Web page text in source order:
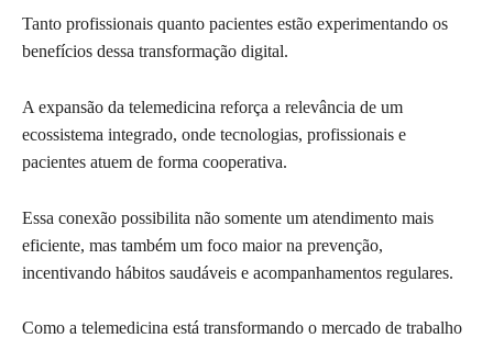
Tanto profissionais quanto pacientes estão experimentando os
benefícios dessa transformação digital.
A expansão da telemedicina reforça a relevância de um
ecossistema integrado, onde tecnologias, profissionais e
pacientes atuem de forma cooperativa.
Essa conexão possibilita não somente um atendimento mais
eficiente, mas também um foco maior na prevenção,
incentivando hábitos saudáveis e acompanhamentos regulares.
Como a telemedicina está transformando o mercado de trabalho